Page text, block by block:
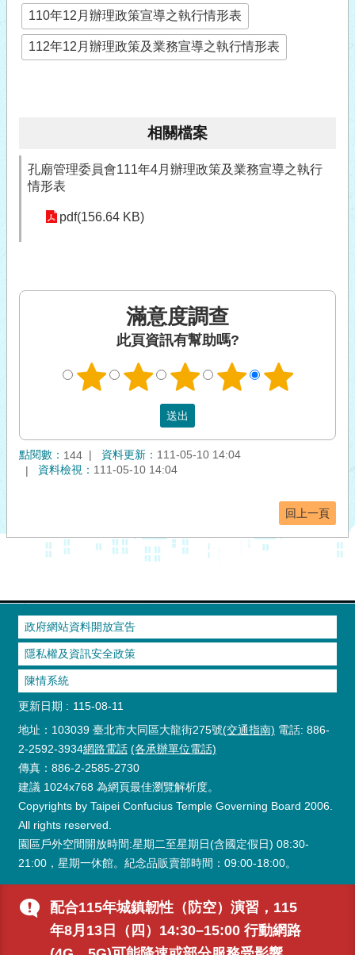
配合115年城鎮韌性（防空）演習，115
年8月13日（四）14:30–15:00 行動網路
110年12月辦理政策宣導之執行情形表
112年12月辦理政策及業務宣導之執行情形表
相關檔案
孔廟管理委員會111年4月辦理政策及業務宣導之執行
情形表
pdf(156.64 KB)
滿意度調查
此頁資訊有幫助嗎?
點閱數： 144 資料更新： 111-05-10 14:04
資料檢視： 111-05-10 14:04
回上一頁
政府網站資料開放宣告
隱私權及資訊安全政策
陳情系統
更新日期
115-08-11
地址：103039 臺北市大同區大龍街275號(交通指南) 電話: 886-
2-2592-3934網路電話 (各承辦單位電話)
傳真：886-2-2585-2730
建議 1024x768 為網頁最佳瀏覽解析度。
Copyrights by Taipei Confucius Temple Governing Board 2006.
All rights reserved.
園區戶外空間開放時間:星期二至星期日(含國定假日) 08:30-
21:00，星期一休館。紀念品販賣部時間：09:00-18:00。